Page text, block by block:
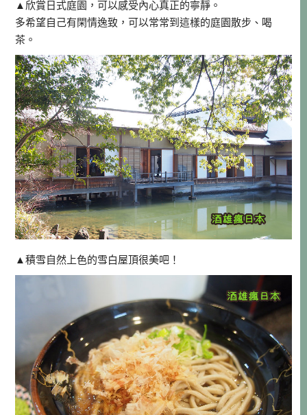
▲欣賞日式庭園，可以感受內心真正的寧靜。
多希望自己有閑情逸致，可以常常到這樣的庭園散步、喝
茶。
▲積雪自然上色的雪白屋頂很美吧！